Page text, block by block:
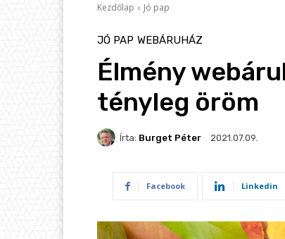
Kezdőlap Jó pap
JÓ PAP WEBÁRUHÁZ
Élmény
tényleg öröm
Írta: Burget Péter 2021.07.09.
Facebook Linkedin